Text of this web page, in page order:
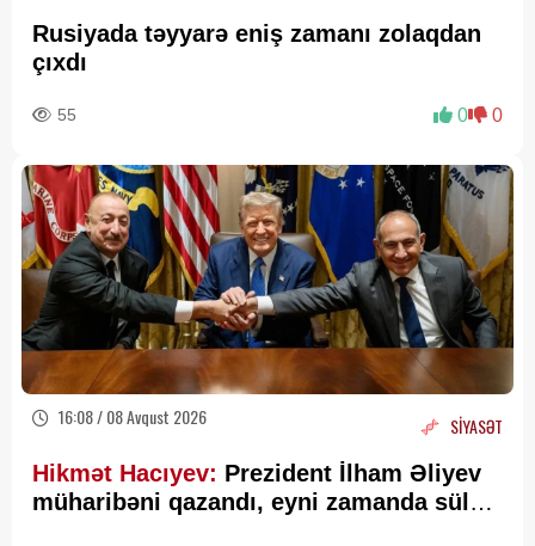
Rusiyada təyyarə eniş zamanı zolaqdan
çıxdı
55 0 0
16:08 / 08 Avqust 2026 SİYASƏT
Hikmət Hacıyev: Prezident İlham Əliyev
müharibəni qazandı, eyni zamanda sülhü